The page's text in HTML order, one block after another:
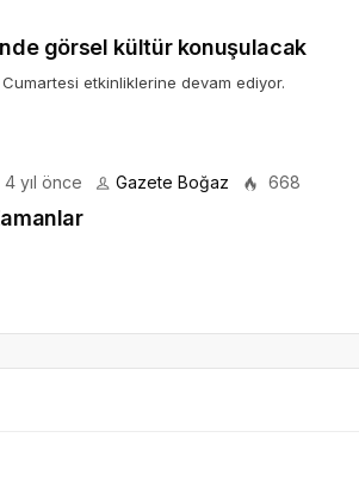
görsel kültür konuşulacak
Cumartesi etkinliklerine devam ediyor.
4 yıl önce Gazete Boğaz 668